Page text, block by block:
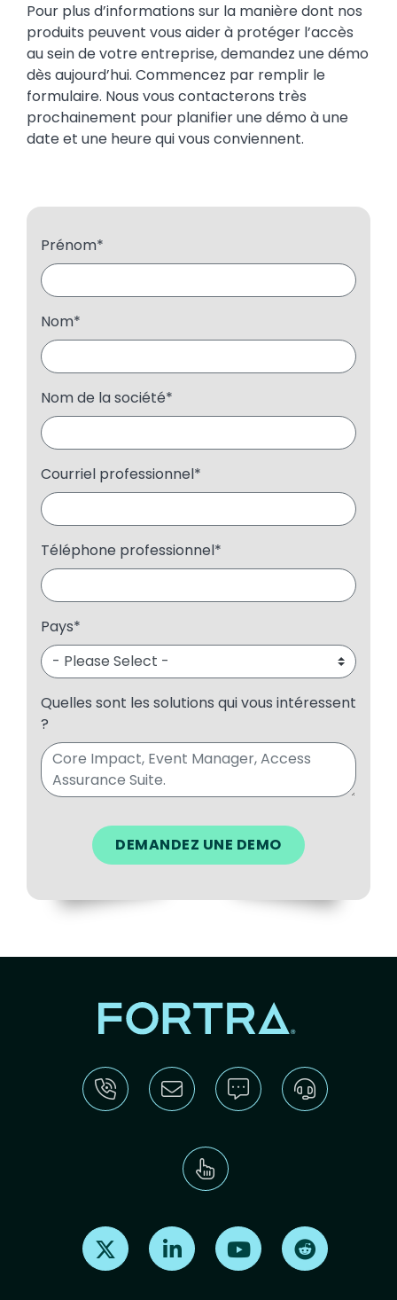
Prénom*
Nom*
Nom de la société*
Courriel professionnel*
Téléphone professionnel*
Pays*
Quelles sont les solutions qui vous intéressent
?
Pour plus d’informations sur la manière dont nos
produits peuvent vous aider à protéger l’accès
au sein de votre entreprise, demandez une démo
dès aujourd’hui. Commencez par remplir le
formulaire. Nous vous contacterons très
prochainement pour planifier une démo à une
date et une heure qui vous conviennent.
Find us on X Find us on LinkedInFind us on Youtube